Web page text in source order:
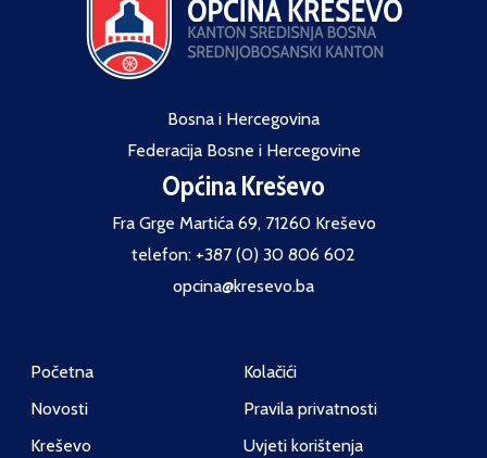
Bosna i Hercegovina
Federacija Bosne i Hercegovine
Općina Kreševo
Fra Grge Martića 69, 71260 Kreševo
telefon: +387 (0) 30 806 602
opcina@kresevo.ba
Početna
Novosti
Kreševo
Kolačići
Pravila privatnosti
Uvjeti korištenja